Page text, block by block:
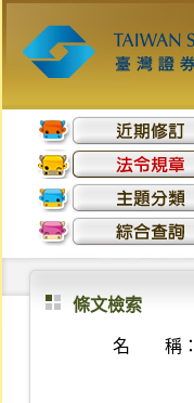
條文檢索
名 稱：